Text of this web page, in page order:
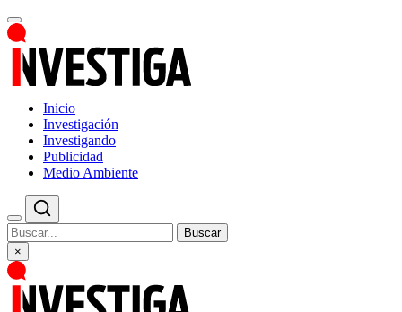
Inicio
Investigación
Investigando
Publicidad
Medio Ambiente
Buscar
×